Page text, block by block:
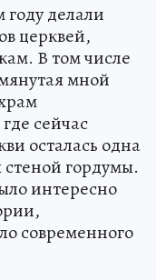
делали
церквей,
В том числе
мной
сейчас
осталась одна
стеной гордумы.
интересно
современного